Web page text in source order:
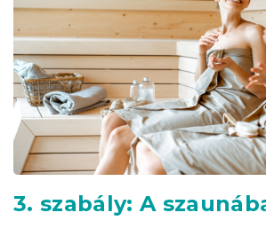
3. szabály: A